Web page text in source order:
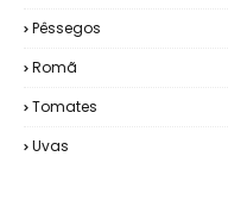
Pêssegos
Romã
Tomates
Uvas